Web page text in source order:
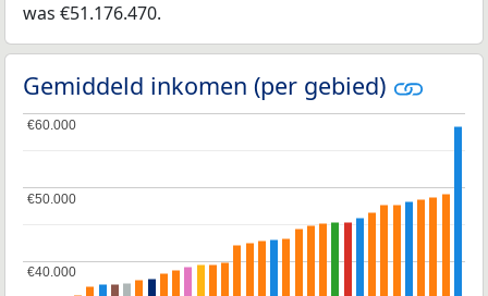
was €51.176.470.
Gemiddeld inkomen (per gebied)
€40.000
€40.000
€50.000
€50.000
€60.000
€60.000